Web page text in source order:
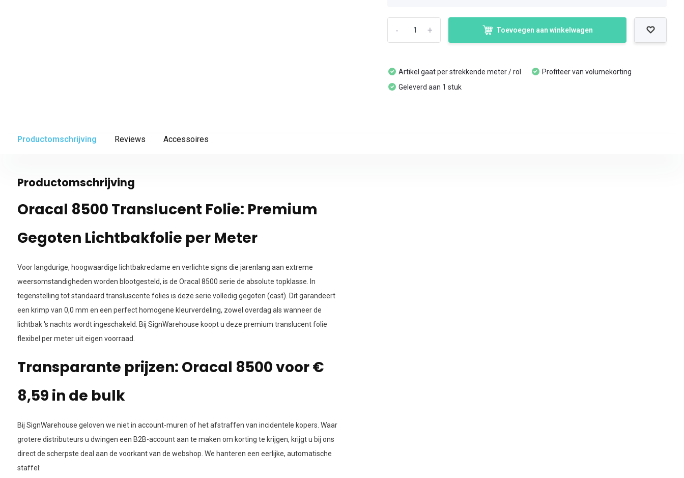
+
- Toevoegen aan winkelwagen
Artikel gaat per strekkende meter / rol
Geleverd aan 1 stuk
Profiteer van volumekorting
Productomschrijving Reviews Accessoires
Productomschrijving
Oracal 8500 Translucent Folie: Premium
Gegoten Lichtbakfolie per Meter
Voor langdurige, hoogwaardige lichtbakreclame en verlichte signs die jarenlang aan extreme
weersomstandigheden worden blootgesteld, is de Oracal 8500 serie de absolute topklasse. In
tegenstelling tot standaard transluscente folies is deze serie volledig gegoten (cast). Dit garandeert
een krimp van 0,0 mm en een perfect homogene kleurverdeling, zowel overdag als wanneer de
lichtbak 's nachts wordt ingeschakeld. Bij SignWarehouse koopt u deze premium translucent folie
flexibel per meter uit eigen voorraad.
Transparante prijzen: Oracal 8500 voor €
8,59 in de bulk
Bij SignWarehouse geloven we niet in account-muren of het afstraffen van incidentele kopers. Waar
grotere distributeurs u dwingen een B2B-account aan te maken om korting te krijgen, krijgt u bij ons
direct de scherpste deal aan de voorkant van de webshop. We hanteren een eerlijke, automatische
staffel: